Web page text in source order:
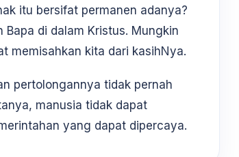
itu bersifat permanen adanya?
di dalam Kristus. Mungkin
memisahkan kita dari kasihNya.
pertolongannya tidak pernah
manusia tidak dapat
yang dapat dipercaya.